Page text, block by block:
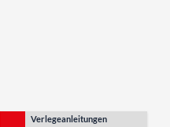
Verlegeanleitungen